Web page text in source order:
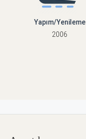
Yapım/Yenileme
2006